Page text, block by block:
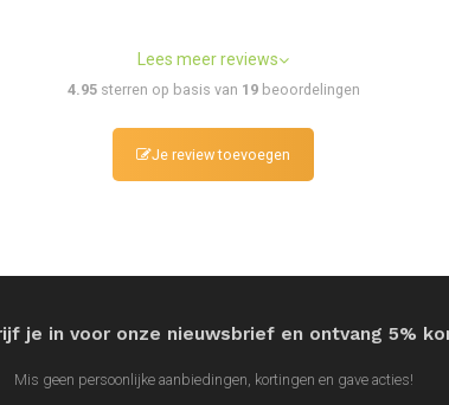
Lees meer reviews
4.95sterren op basis van 19beoordelingen
Je review toevoegen
je in voor onze nieuwsbrief en ontvang 5%
Mis geen persoonlijke aanbiedingen, kortingen en gave acties!